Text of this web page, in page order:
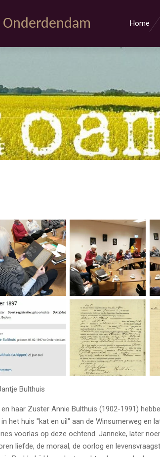
Home
Bulthuis
haar Zuster Annie Bulthuis (1902-1991)
het huis "kat en uil" aan de Winsumerweg en
voorlas op deze ochtend. Janneke, later
liefde, de moraal, de oorlog en